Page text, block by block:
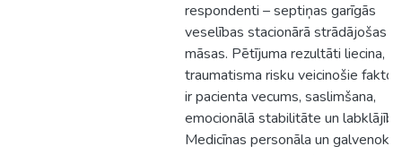
respondenti – septiņas garīgās
veselības stacionārā strādājošas
māsas. Pētījuma rezultāti liecina, ka
traumatisma risku veicinošie faktori
ir pacienta vecums, saslimšana,
emocionālā stabilitāte un
Medicīnas personāla un